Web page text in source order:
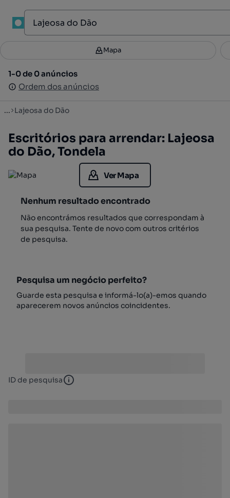
Filtros 4
1-0 de 0 anúncios
Ordem dos anúncios
Mapa
1-0 de 0 anúncios
Ordem dos anúncios
... Lajeosa do Dão
Escritórios para arrendar: Lajeosa
do Dão, Tondela
Ver Mapa
Nenhum resultado encontrado
Não encontrámos resultados que correspondam à
sua pesquisa. Tente de novo com outros critérios
de pesquisa.
Pesquisa um negócio perfeito?
Guarde esta pesquisa e informá-lo(a)-emos quando
aparecerem novos anúncios coincidentes.
ID de pesquisa ID de pesquisa